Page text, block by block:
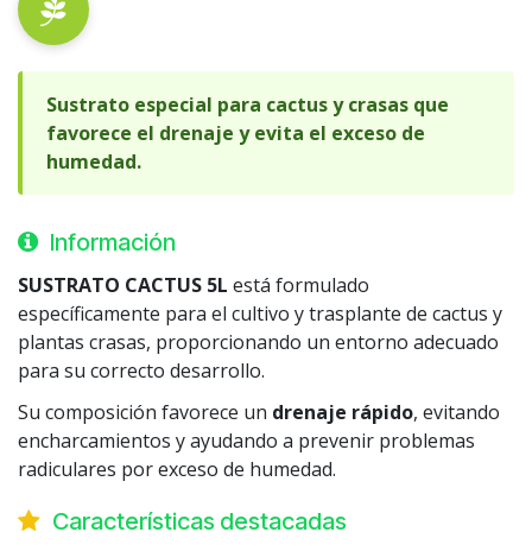
Sustrato especial para cactus y crasas que
favorece el drenaje y evita el exceso de
humedad.
Información
SUSTRATO CACTUS 5L está formulado
específicamente para el cultivo y trasplante de cactus y
plantas crasas, proporcionando un entorno adecuado
para su correcto desarrollo.
Su composición favorece un drenaje rápido, evitando
encharcamientos y ayudando a prevenir problemas
radiculares por exceso de humedad.
Características destacadas